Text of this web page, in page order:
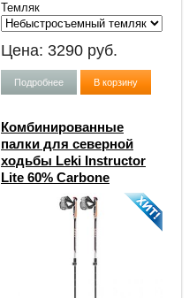
Темляк
Цена: 3290 руб.
Подробнее В корзину
Комбинированные
палки для северной
ходьбы Leki Instructor
Lite 60% Carbone